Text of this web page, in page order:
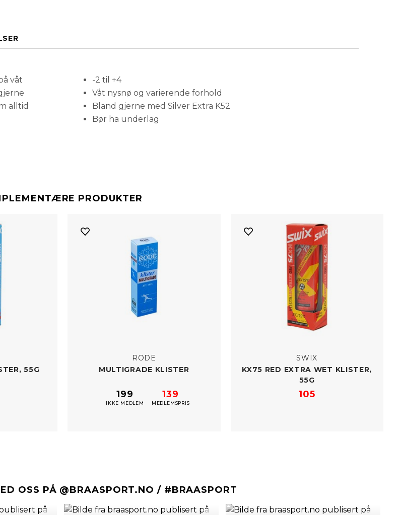
våt
alltid
-2 til +4
Våt nysnø og varierende forhold
Bland gjerne med Silver Extra K52
Bør ha underlag
PRODUKTER
55G
RODE
MULTIGRADE KLISTER
199
IKKE MEDLEM
139
MEDLEMSPRIS
SWIX
KX75 RED EXTRA WET KLISTER,
55G
105
OSS PÅ @BRAASPORT.NO / #BRAASPORT